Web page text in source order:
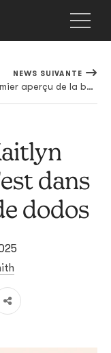
NEWS SUIVANTE
Un premier aperçu de la bande originale de Tron par Nine Inch Nails
dans
dodos